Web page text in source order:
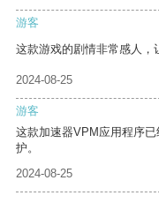
游客
这款游戏的剧情非常感人，
2024-08-25
游客
这款加速器VPM应用程序
护。
2024-08-25